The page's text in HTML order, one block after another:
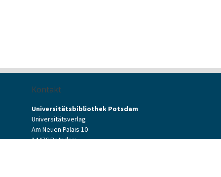
Kontakt
Universitätsbibliothek Potsdam
Universitätsverlag
Am Neuen Palais 10
14476 Potsdam